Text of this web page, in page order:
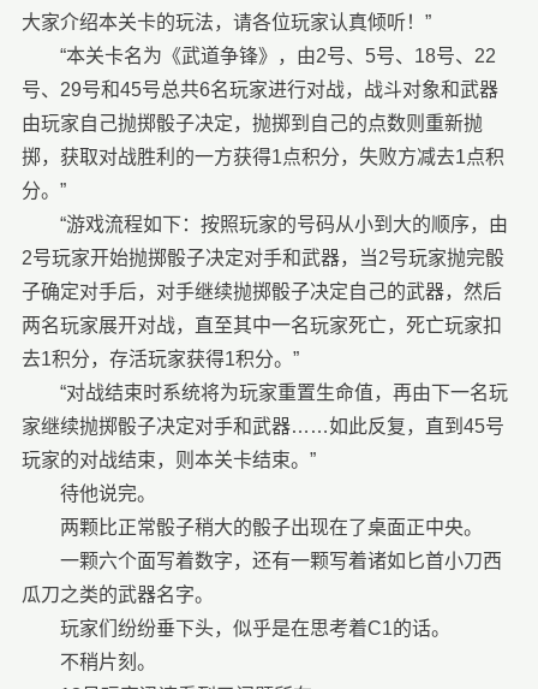
大家介绍本关卡的玩法，请各位玩家认真倾听！”
“本关卡名为《武道争锋》，由2号、5号、18号、22
号、29号和45号总共6名玩家进行对战，战斗对象和武器
由玩家自己抛掷骰子决定，抛掷到自己的点数则重新抛
掷，获取对战胜利的一方获得1点积分，失败方减去1点积
分。”
“游戏流程如下：按照玩家的号码从小到大的顺序，由
2号玩家开始抛掷骰子决定对手和武器，当2号玩家抛完骰
子确定对手后，对手继续抛掷骰子决定自己的武器，然后
两名玩家展开对战，直至其中一名玩家死亡，死亡玩家扣
去1积分，存活玩家获得1积分。”
“对战结束时系统将为玩家重置生命值，再由下一名玩
家继续抛掷骰子决定对手和武器……如此反复，直到45号
玩家的对战结束，则本关卡结束。”
待他说完。
两颗比正常骰子稍大的骰子出现在了桌面正中央。
一颗六个面写着数字，还有一颗写着诸如匕首小刀西
瓜刀之类的武器名字。
玩家们纷纷垂下头，似乎是在思考着C1的话。
不稍片刻。